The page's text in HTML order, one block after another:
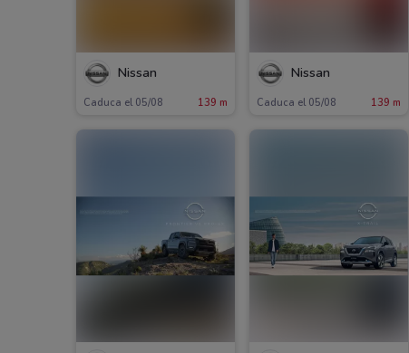
Nissan
Caduca el 05/08 139 m
Nissan
Caduca el 05/08 139 m